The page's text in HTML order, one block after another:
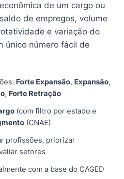
de um cargo ou
de empregos, volume
e variação do
único número fácil de
Forte Expansão, Expansão,
, Forte Retração
(com filtro por estado e
(CNAE)
profissões, priorizar
setores
com a base do CAGED